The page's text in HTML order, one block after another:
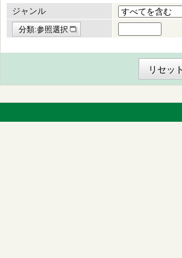
ジャンル
分類:参照選択